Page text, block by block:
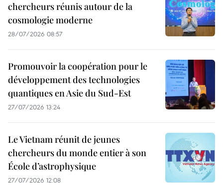
chercheurs réunis autour de la
cosmologie moderne
28/07/2026 08:57
Promouvoir la coopération pour le
développement des technologies
quantiques en Asie du Sud-Est
27/07/2026 13:24
Le Vietnam réunit de jeunes
chercheurs du monde entier à son
École d’astrophysique
27/07/2026 12:08